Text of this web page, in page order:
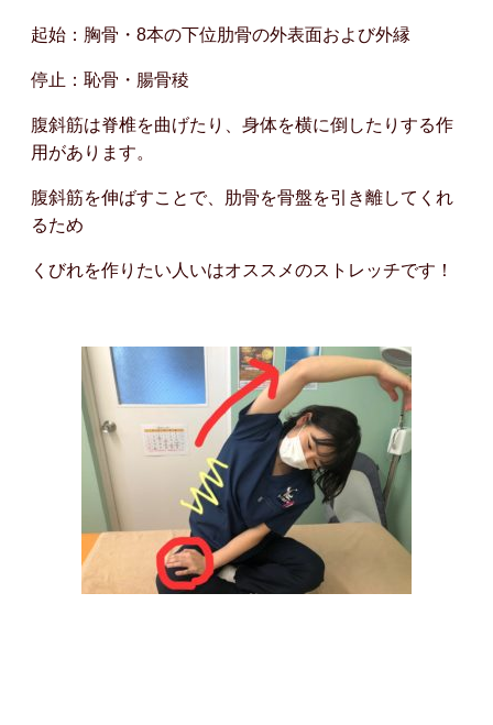
起始：胸骨・8本の下位肋骨の外表面および外縁
停止：恥骨・腸骨稜
腹斜筋は脊椎を曲げたり、身体を横に倒したりする作
用があります。
腹斜筋を伸ばすことで、肋骨を骨盤を引き離してくれ
るため
くびれを作りたい人いはオススメのストレッチです！